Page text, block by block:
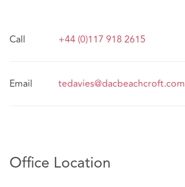
Call +44 (0)117 918 2615
Email tedavies@dacbeachcroft.com
Office Location